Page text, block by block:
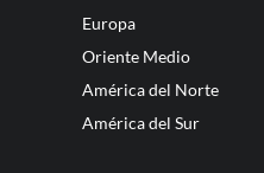
Europa
Oriente Medio
América del Norte
América del Sur